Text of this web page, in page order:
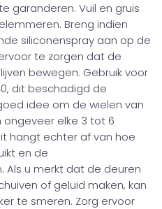
garanderen. Vuil en gruis
Breng indien
siliconenspray aan op de
te zorgen dat de
bewegen. Gebruik voor
dit beschadigd de
idee om de wielen van
ongeveer elke 3 tot 6
hangt echter af van hoe
en de
Als u merkt dat de deuren
of geluid maken, kan
te smeren. Zorg ervoor